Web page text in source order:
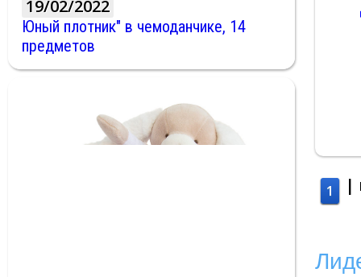
19/02/2022
Юный плотник" в чемоданчике, 14
предметов
1 |